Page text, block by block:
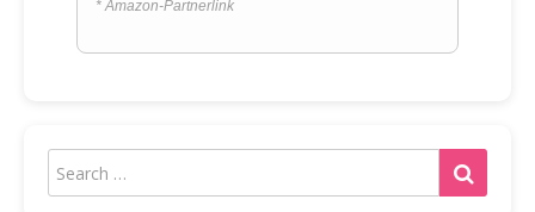
* Amazon-Partnerlink